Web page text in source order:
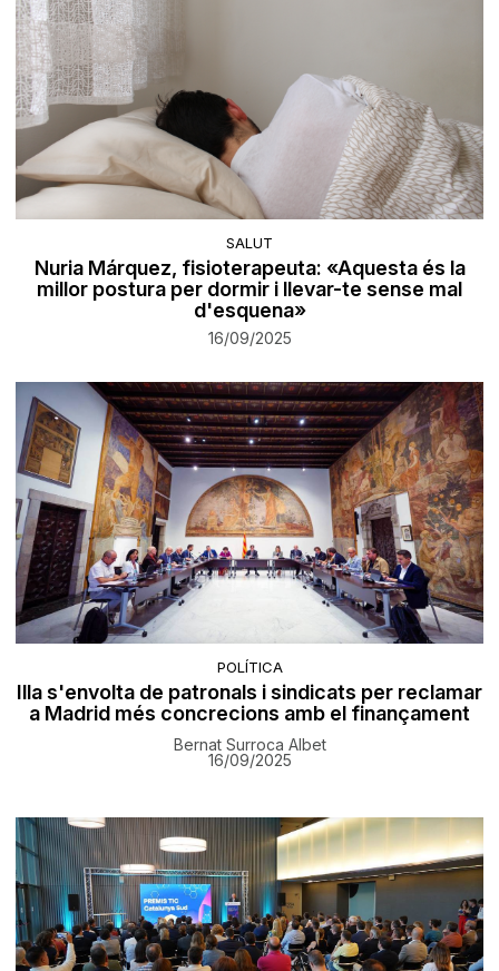
SALUT
Nuria Márquez, fisioterapeuta: «Aquesta és la
millor postura per dormir i llevar-te sense mal
d'esquena»
16/09/2025
POLÍTICA
Illa s'envolta de patronals i sindicats per reclamar
a Madrid més concrecions amb el finançament
Bernat Surroca Albet
16/09/2025